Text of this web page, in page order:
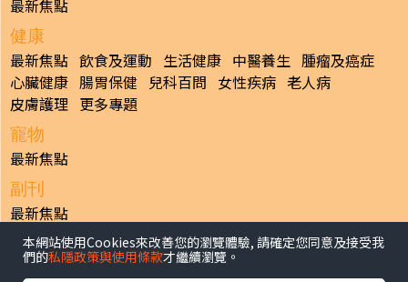
最新焦點
健康
最新焦點 飲食及運動 生活健康 中醫養生 腫瘤及癌症
心臟健康 腸胃保健 兒科百問 女性疾病 老人病
皮膚護理 更多專題
寵物
最新焦點
副刊
最新焦點
日報
揭頁版 港聞 財經/地產 中國/國際
本網站使用Cookies來改善您的瀏覽體驗, 請確定您同意及接受我
們的私隱政策與使用條款才繼續瀏覽。